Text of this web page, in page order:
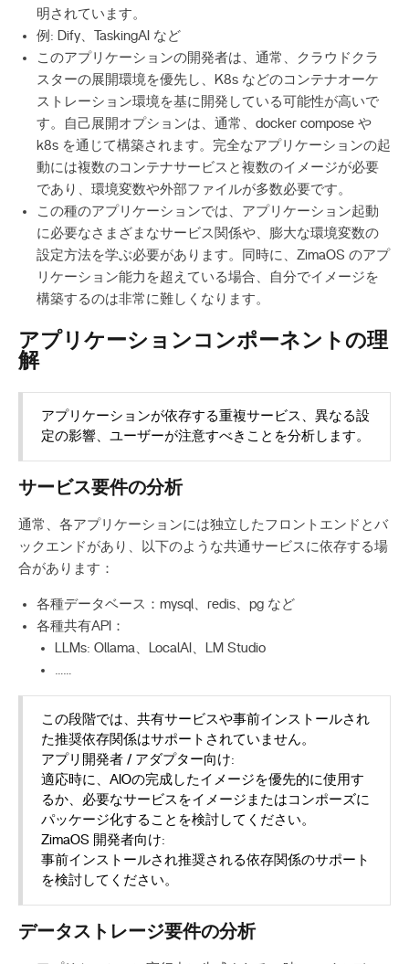
明されています。
例: Dify、TaskingAI など
このアプリケーションの開発者は、通常、クラウドクラ
スターの展開環境を優先し、K8s などのコンテナオーケ
ストレーション環境を基に開発している可能性が高いで
す。自己展開オプションは、通常、docker compose や
k8s を通じて構築されます。完全なアプリケーションの起
動には複数のコンテナサービスと複数のイメージが必要
であり、環境変数や外部ファイルが多数必要です。
この種のアプリケーションでは、アプリケーション起動
に必要なさまざまなサービス関係や、膨大な環境変数の
設定方法を学ぶ必要があります。同時に、ZimaOS のアプ
リケーション能力を超えている場合、自分でイメージを
構築するのは非常に難しくなります。
アプリケーションコンポーネントの理
解
アプリケーションが依存する重複サービス、異なる設
定の影響、ユーザーが注意すべきことを分析します。
サービス要件の分析
通常、各アプリケーションには独立したフロントエンドとバ
ックエンドがあり、以下のような共通サービスに依存する場
合があります：
各種データベース：mysql、redis、pg など
各種共有API：
LLMs: Ollama、LocalAI、LM Studio
……
この段階では、共有サービスや事前インストールされ
た推奨依存関係はサポートされていません。
アプリ開発者 / アダプター向け:
適応時に、AIOの完成したイメージを優先的に使用す
るか、必要なサービスをイメージまたはコンポーズに
パッケージ化することを検討してください。
ZimaOS 開発者向け:
事前インストールされ推奨される依存関係のサポート
を検討してください。
データストレージ要件の分析